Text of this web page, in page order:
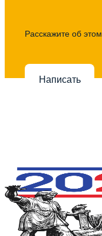
Расскажите об этом
Написать